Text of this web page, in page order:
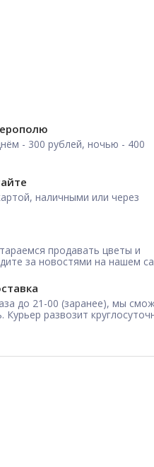
- 300 рублей, ночью - 400
наличными или через
продавать цветы и
за новостями на нашем
до 21-00 (заранее), мы
Курьер развозит